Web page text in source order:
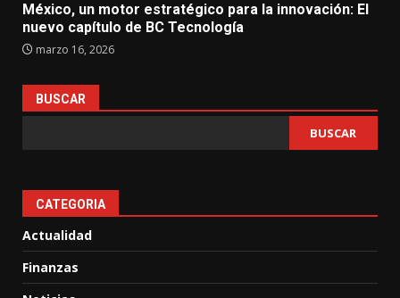
México, un motor estratégico para la innovación: El
nuevo capítulo de BC Tecnología
marzo 16, 2026
BUSCAR
BUSCAR
CATEGORIA
Actualidad
Finanzas